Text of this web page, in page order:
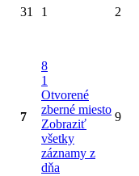
31 1 2
7
8
1
Otvorené
zberné miesto
Zobraziť
všetky
záznamy z
dňa
9